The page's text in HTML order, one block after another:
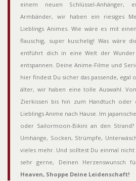
einem neuen Schlüssel-Anhänger,
Armbänder, wir haben ein riesiges
Lieblings Animes. Wie wäre es mit
flauschig, super kuschelig! Was wäre
entführt dich in eine Welt der
entspannen. Deine Anime-Filme und
hier findest Du sicher das passende,
älter, wir haben eine tolle Auswahl.
Zierkissen bis hin zum Handtuch
Lieblings Anime nach Hause. Im
oder Sailormoon-Bikini an den Strand?
Umhänge, Socken, Strümpfe,
vieles mehr. Und solltest Du einmal
sehr gerne, Deinen Herzenswunsch
Heaven, Shoppe Deine Leidenschaft!